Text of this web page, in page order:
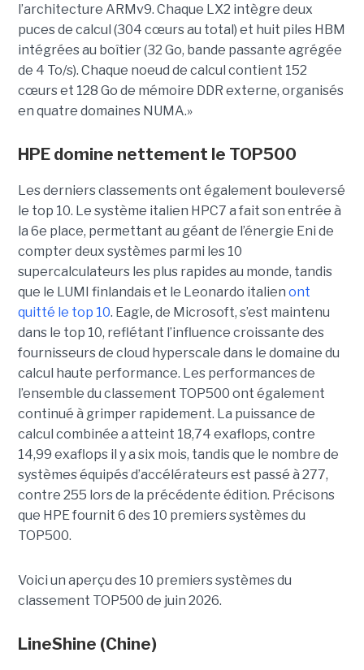
l’architecture ARMv9. Chaque LX2 intègre deux
puces de calcul (304 cœurs au total) et huit piles HBM
intégrées au boîtier (32 Go, bande passante agrégée
de 4 To/s). Chaque noeud de calcul contient 152
cœurs et 128 Go de mémoire DDR externe, organisés
en quatre domaines NUMA.»
HPE domine nettement le TOP500
Les derniers classements ont également bouleversé
le top 10. Le système italien HPC7 a fait son entrée à
la 6e place, permettant au géant de l’énergie Eni de
compter deux systèmes parmi les 10
supercalculateurs les plus rapides au monde, tandis
que le LUMI finlandais et le Leonardo italien ont
quitté le top 10. Eagle, de Microsoft, s’est maintenu
dans le top 10, reflétant l’influence croissante des
fournisseurs de cloud hyperscale dans le domaine du
calcul haute performance. Les performances de
l’ensemble du classement TOP500 ont également
continué à grimper rapidement. La puissance de
calcul combinée a atteint 18,74 exaflops, contre
14,99 exaflops il y a six mois, tandis que le nombre de
systèmes équipés d’accélérateurs est passé à 277,
contre 255 lors de la précédente édition. Précisons
que HPE fournit 6 des 10 premiers systèmes du
TOP500.
Voici un aperçu des 10 premiers systèmes du
classement TOP500 de juin 2026.
LineShine (Chine)